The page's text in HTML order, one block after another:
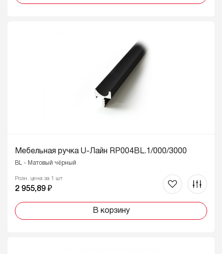
Мебельная ручка U-Лайн RP004BL.1/000/3000
BL - Матовый чёрный
Розн. цена за 1 шт
2 955,89 ₽
В корзину